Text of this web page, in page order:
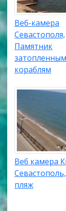
Веб-камера
Севастополя,
Памятник
затопленным
кораблям
Веб камера
пляж